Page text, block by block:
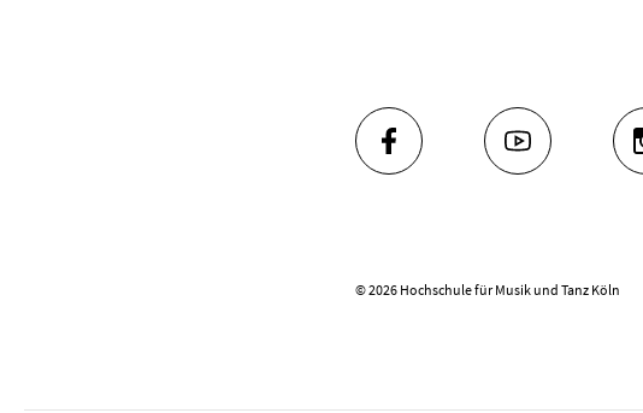
FACEBOOK YOUTUBE
© 2026 Hochschule für Musik und Tanz Köln